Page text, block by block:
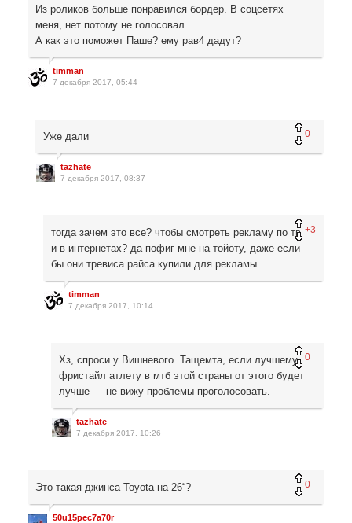
Из роликов больше понравился бордер. В соцсетях
меня, нет потому не голосовал.
А как это поможет Паше? ему рав4 дадут?
timman
7 декабря 2017, 05:44
0
Уже дали
tazhate
7 декабря 2017, 08:37
+3
тогда зачем это все? чтобы смотреть рекламу по тв
и в интернетах? да пофиг мне на тойоту, даже если
бы они тревиса райса купили для рекламы.
timman
7 декабря 2017, 10:14
0
Хз, спроси у Вишневого. Тащемта, если лучшему
фристайл атлету в мтб этой страны от этого будет
лучше — не вижу проблемы проголосовать.
tazhate
7 декабря 2017, 10:26
0
Это такая джинса Toyota на 26“?
50u15pec7a70r